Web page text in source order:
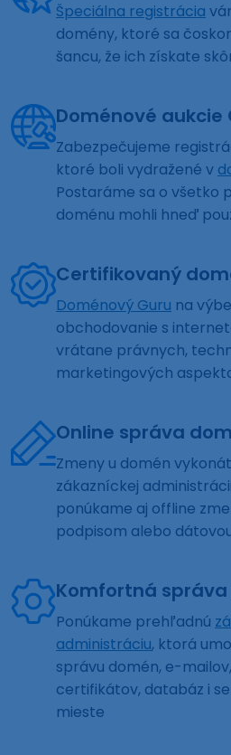
Špeciálna registrácia
domény, ktoré sa
šancu, že ich získate
Doménové aukcie
Zabezpečujeme
ktoré boli vydražené v
Postaráme sa o všetko
doménu mohli hneď
Certifikovaný
Doménový Guru na
obchodovanie s
vrátane právnych,
marketingových
Online správa
Zmeny u domén
zákazníckej
ponúkame aj offline
podpisom alebo
Komfortná správa
Ponúkame prehľadnú
administráciu, ktorá
správu domén, e-
certifikátov, databáz i
mieste